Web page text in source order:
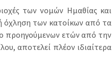
των νομών Ημαθίας και
όχληση των κατοίκων από τα
προηγούμενων ετών από την
αποτελεί πλέον ιδιαίτερα